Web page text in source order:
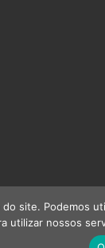
imoveis.net|
site. Podemos
nossos